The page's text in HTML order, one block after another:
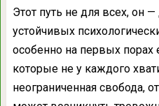
Этот путь не для всех, он
устойчивых
особенно на первых порах
которые не у каждого
неограниченная свобода,